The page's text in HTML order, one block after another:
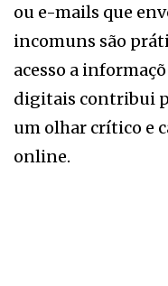
ou e-mails que
incomuns são
acesso a
digitais contribui
um olhar crítico e
online.